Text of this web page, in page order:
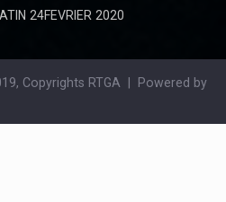
académiques : Calvaire des
notamment la bancarisation du
et autres. De ce fait la
24FEVRIER 2020
Copyrights RTGA | Powered by